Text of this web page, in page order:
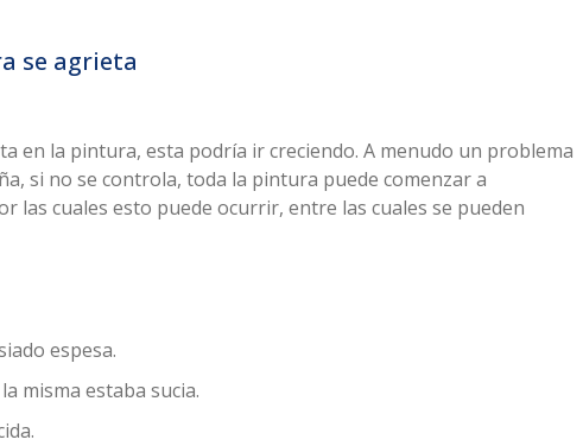
se agrieta
en la pintura, esta podría ir creciendo. A menudo un problema
si no se controla, toda la pintura puede comenzar a
las cuales esto puede ocurrir, entre las cuales se pueden
espesa.
misma estaba sucia.